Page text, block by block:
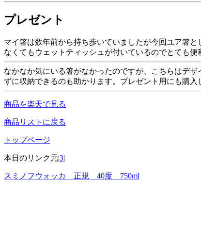
プレゼント
マイ箸は数年前から持ち歩いていましたが今回ユア箸
なくてもウェットティッシュが付いているのでとても
なかなか気にいる箸がなかったのですが、こちらはデ
ずに収納できるのも助かります。プレゼント用にも購
商品を楽天で見る
商品リストに戻る
トップページ
本日のリンク元|3|
スミノフウォッカ 正規 40度 750ml